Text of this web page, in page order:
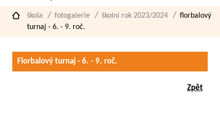
škola fotogalerie školní rok 2023/2024
florbalový
turnaj - 6. - 9. roč.
Florbalový turnaj - 6. - 9. roč.
Zpět